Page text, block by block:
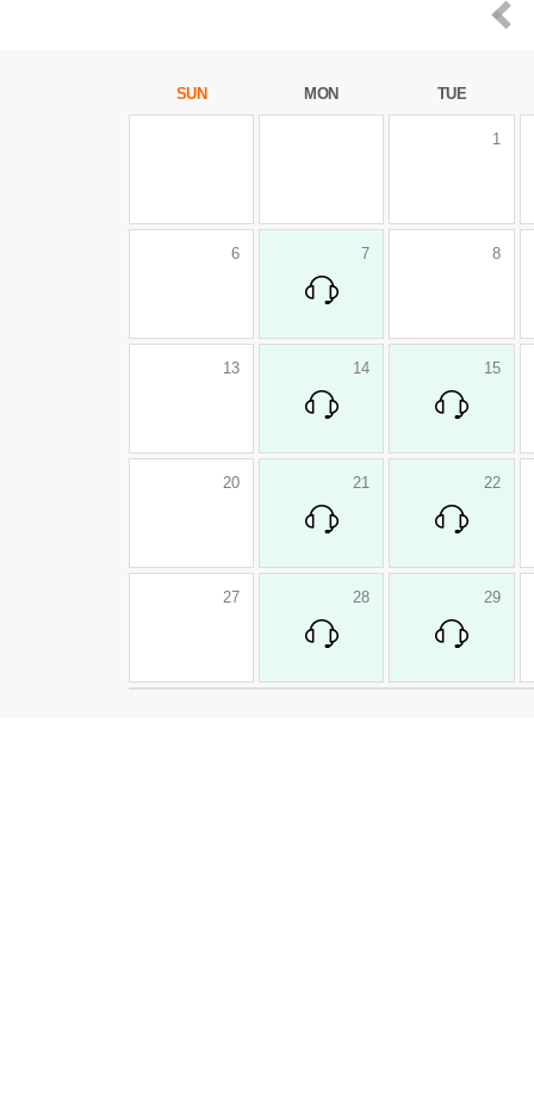
SUN MON TUE
1
6 7 8
13 14 15
20 21 22
27 28 29